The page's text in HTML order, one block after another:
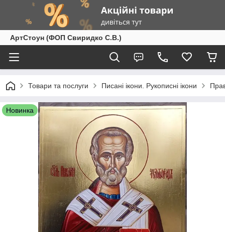
АртСтоун (ФОП Свиридко С.В.)
Товари та послуги Писані ікони. Рукописні ікони
Новинка